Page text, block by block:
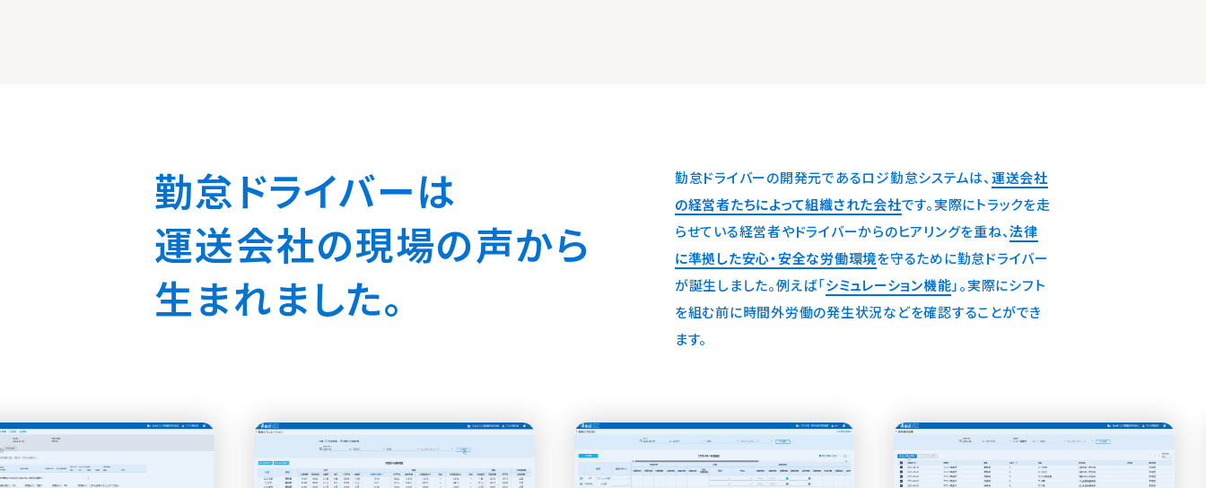
勤怠ドライバーは
運送会社の現場の声から
生まれました。
勤怠ドライバーの開発元であるロジ勤怠システムは、 運送会社
の経営者たちによって組織された会社です。実際にトラックを走
らせている経営者やドライバーからのヒアリングを重ね、法律
に準拠した安心・安全な労働環境を守るために勤怠ドライバー
が誕生しました。例えば「シミュレーション機能」。実際にシフト
を組む前に時間外労働の発生状況などを確認することができ
ます。